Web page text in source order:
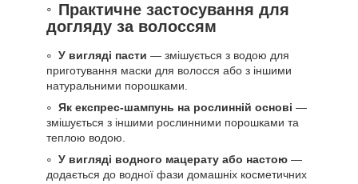
Практичне застосування для
догляду за волоссям
У вигляді пасти — змішується з водою для
приготування маски для волосся або з іншими
натуральними порошками.
Як експрес-шампунь на рослинній основі —
змішується з іншими рослинними порошками та
теплою водою.
У вигляді водного мацерату або настою —
додається до водної фази домашніх косметичних